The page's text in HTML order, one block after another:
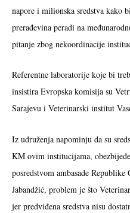
napore i milionska sredstva kako
prerađevina peradi na
pitanje zbog nekoordinacije
Referentne laboratorije koje bi
insistira Evropska komisija su
Sarajevu i Veterinarski institut
Iz udruženja napominju da su
KM ovim institucijama,
posredstvom ambasade
Jabandžić, problem je što
jer predviđena sredstva nisu